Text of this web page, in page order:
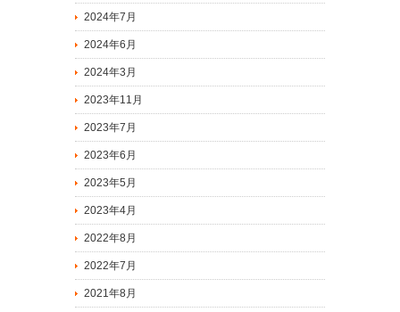
2024年7月
2024年6月
2024年3月
2023年11月
2023年7月
2023年6月
2023年5月
2023年4月
2022年8月
2022年7月
2021年8月